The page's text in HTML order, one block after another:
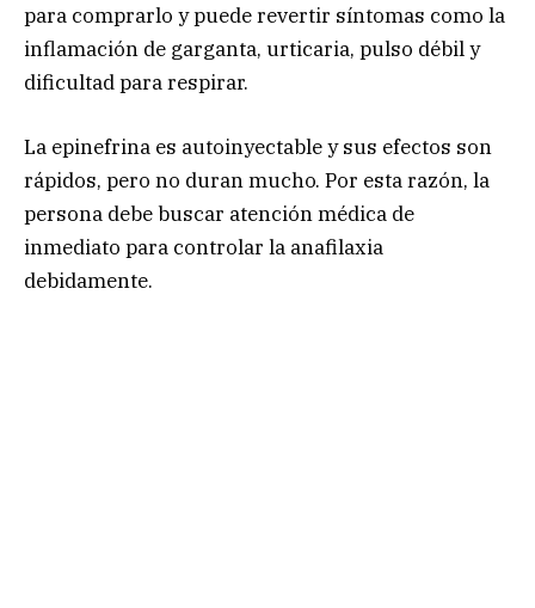
para comprarlo y puede revertir síntomas como la
inflamación de garganta, urticaria, pulso débil y
dificultad para respirar.
La epinefrina es autoinyectable y sus efectos son
rápidos, pero no duran mucho. Por esta razón, la
persona debe buscar atención médica de
inmediato para controlar la anafilaxia
debidamente.